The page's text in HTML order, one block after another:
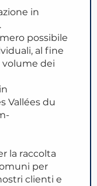
in
possibile
al fine
dei
Vallées du
la raccolta
per
clienti e